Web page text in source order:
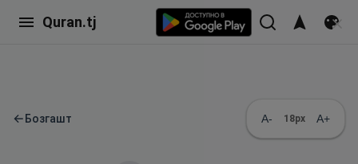
Quran.tj
←Бозгашт A- 18px A+